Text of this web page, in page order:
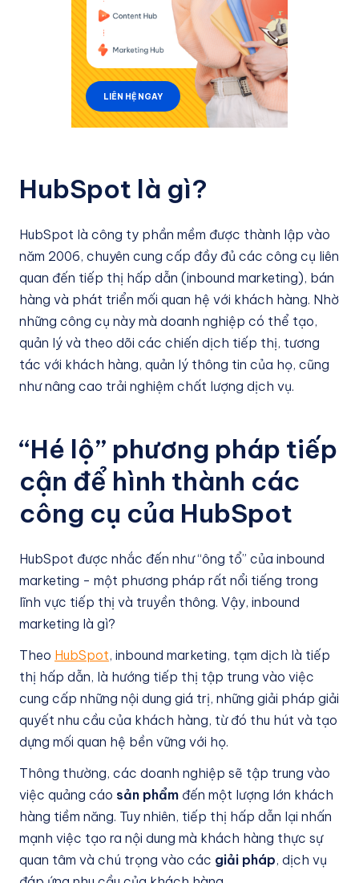
LIÊN HỆ NGAY
HubSpot là gì?
HubSpot là công ty phần mềm được thành lập vào
năm 2006, chuyên cung cấp đầy đủ các công cụ liên
quan đến tiếp thị hấp dẫn (inbound marketing), bán
hàng và phát triển mối quan hệ với khách hàng. Nhờ
những công cụ này mà doanh nghiệp có thể tạo,
quản lý và theo dõi các chiến dịch tiếp thị, tương
tác với khách hàng, quản lý thông tin của họ, cũng
như nâng cao trải nghiệm chất lượng dịch vụ.
“Hé lộ” phương pháp tiếp
cận để hình thành các
công cụ của HubSpot
HubSpot được nhắc đến như “ông tổ” của inbound
marketing - một phương pháp rất nổi tiếng trong
lĩnh vực tiếp thị và truyền thông. Vậy, inbound
marketing là gì?
Theo HubSpot, inbound marketing, tạm dịch là tiếp
thị hấp dẫn, là hướng tiếp thị tập trung vào việc
cung cấp những nội dung giá trị, những giải pháp giải
quyết nhu cầu của khách hàng, từ đó thu hút và tạo
dựng mối quan hệ bền vững với họ.
Thông thường, các doanh nghiệp sẽ tập trung vào
việc quảng cáo sản phẩm đến một lượng lớn khách
hàng tiềm năng. Tuy nhiên, tiếp thị hấp dẫn lại nhấn
mạnh việc tạo ra nội dung mà khách hàng thực sự
quan tâm và chú trọng vào các giải pháp, dịch vụ